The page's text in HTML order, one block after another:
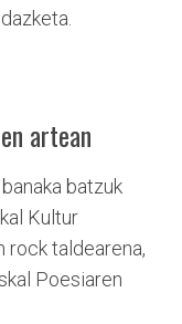
artean
batzuk
Kultur
rock taldearena,
Poesiaren